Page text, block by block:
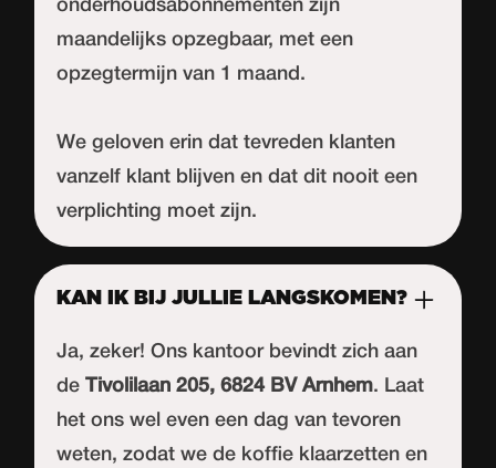
onderhoudsabonnementen zijn
maandelijks opzegbaar, met een
opzegtermijn van 1 maand.
We geloven erin dat tevreden klanten
vanzelf klant blijven en dat dit nooit een
verplichting moet zijn.
KAN IK BIJ JULLIE LANGSKOMEN?
Ja, zeker! Ons kantoor bevindt zich aan
deTivolilaan 205, 6824 BV Arnhem. Laat
het ons wel even een dag van tevoren
weten, zodat we de koffie klaarzetten en